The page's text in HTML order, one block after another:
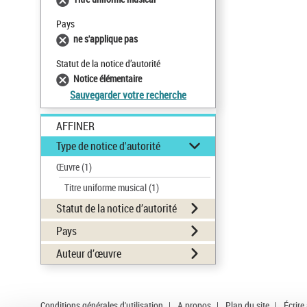
Pays
ne s'applique pas
Statut de la notice d’autorité
Notice élémentaire
Sauvegarder votre recherche
AFFINER
Type de notice d'autorité
Œuvre(1)
Titre uniforme musical(1)
Statut de la notice d’autorité
Pays
Auteur d’œuvre